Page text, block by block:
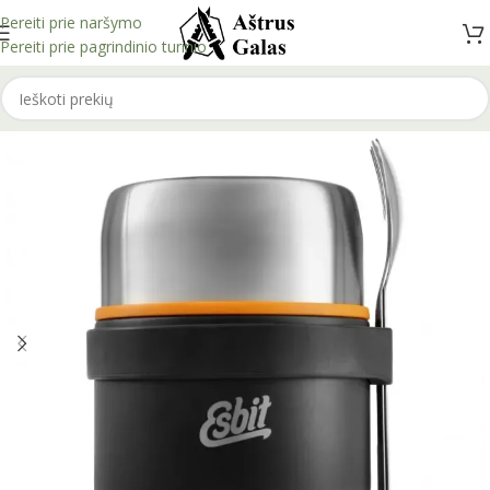
Pereiti prie naršymo
Pereiti prie pagrindinio turinio